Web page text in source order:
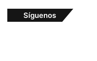
Síguenos